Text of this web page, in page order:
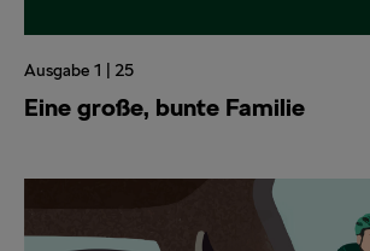
Ausgabe 1 | 25
Eine große, bunte Familie